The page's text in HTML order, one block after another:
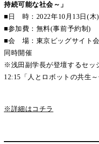
持続可能な社会～」
■日 時：2022年10月13日(木
■参加費：無料(事前予約制)
■会 場：東京ビッグサイト
同時開催
※浅田副学長が登壇するセ
12:15「人とロボットの共生
※詳細はコチラ